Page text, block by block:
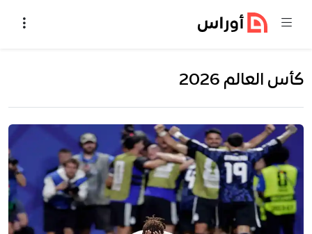
كأس العالم 2026